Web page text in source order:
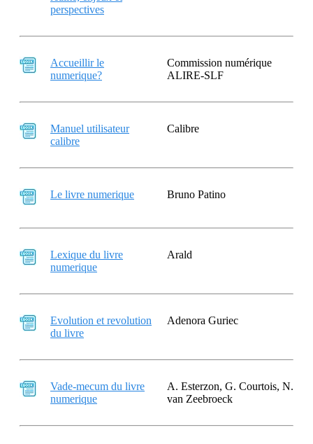
perspectives
Accueillir le
numerique?
Commission numérique
ALIRE-SLF
Manuel utilisateur
calibre
Calibre
Le livre numerique Bruno Patino
Lexique du livre
numerique
Arald
Evolution et revolution
du livre
Adenora Guriec
Vade-mecum du livre
numerique
A. Esterzon, G. Courtois, N.
van Zeebroeck